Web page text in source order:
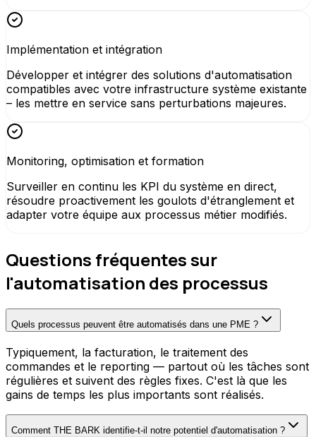
Implémentation et intégration
Développer et intégrer des solutions d'automatisation
compatibles avec votre infrastructure système existante
– les mettre en service sans perturbations majeures.
Monitoring, optimisation et formation
Surveiller en continu les KPI du système en direct,
résoudre proactivement les goulots d'étranglement et
adapter votre équipe aux processus métier modifiés.
Questions fréquentes sur
l'automatisation des processus
Quels processus peuvent être automatisés dans une PME ?
Typiquement, la facturation, le traitement des
commandes et le reporting — partout où les tâches sont
régulières et suivent des règles fixes. C'est là que les
gains de temps les plus importants sont réalisés.
Comment THE BARK identifie-t-il notre potentiel d'automatisation ?